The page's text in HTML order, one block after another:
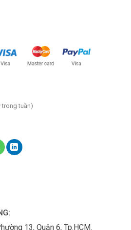
trong tuần)
13, Quận 6, Tp.HCM.